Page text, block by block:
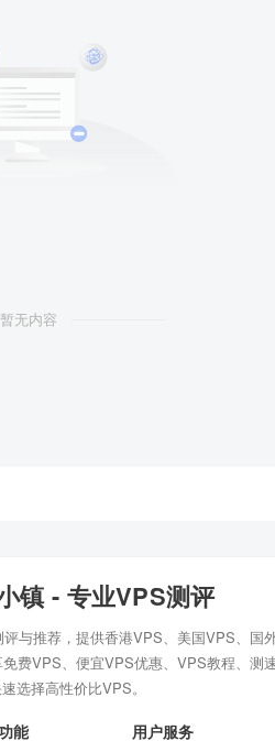
暂无内容
镇 - 专业VPS测评
与推荐，提供香港VPS、美国VPS、国
费VPS、便宜VPS优惠、VPS教程、测
选择高性价比VPS。
能 用户服务